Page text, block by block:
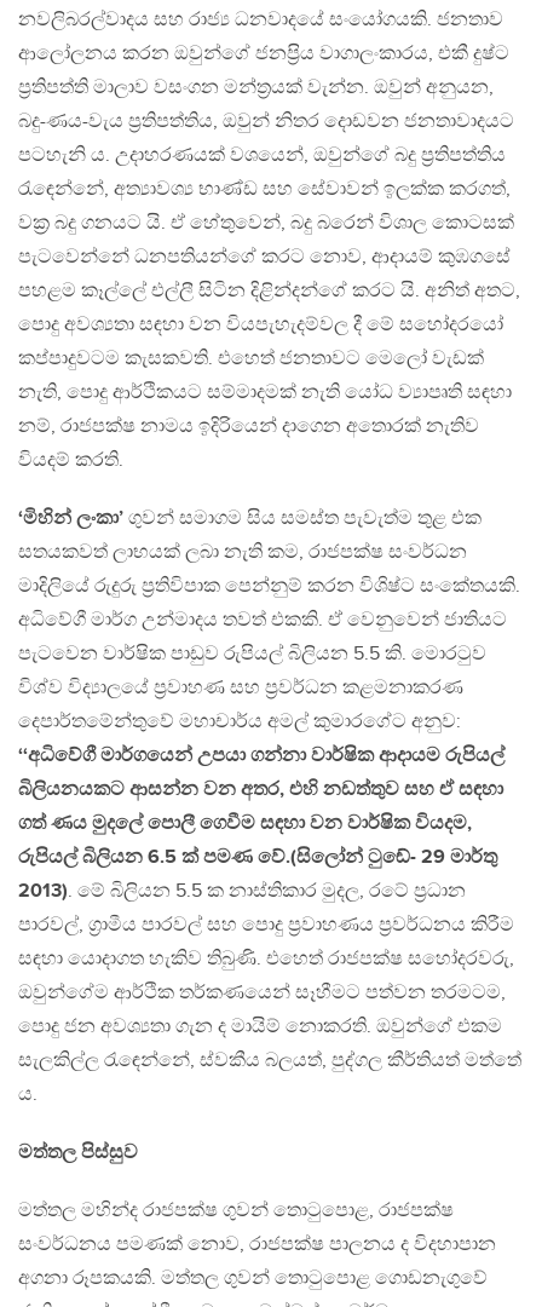
නවලිබරල්වාදය සහ රාජ්‍ය ධනවාදයේ සංයෝගයකි. ජනතාව
ආලෝලනය කරන ඔවුන්ගේ ජනප‍්‍රිය වාගාලංකාරය, එකී දුෂ්ට
ප‍්‍රතිපත්ති මාලාව වසංගන මන්ත‍්‍රයක් වැන්න. ඔවුන් අනුයන,
බදු-ණය-වැය ප‍්‍රතිපත්තිය, ඔවුන් නිතර දොඩවන ජනතාවාදයට
පටහැනි ය. උදාහරණයක් වශයෙන්, ඔවුන්ගේ බදු ප‍්‍රතිපත්තිය
රැඳෙන්නේ, අත්‍යාවශ්‍ය භාණ්ඩ සහ සේවාවන් ඉලක්ක කරගත්,
වක‍්‍ර බදු ගනයට යි. ඒ හේතුවෙන්, බදු බරෙන් විශාල කොටසක්
පැටවෙන්නේ ධනපතියන්ගේ කරට නොව, ආදායම් කුඹගසේ
පහළම කෑල්ලේ එල්ලී සිටින දිළින්දන්ගේ කරට යි. අනිත් අතට,
පොදු අවශ්‍යතා සඳහා වන වියපැහැදම්වල දී මේ සහෝදරයෝ
කප්පාදුවටම කැසකවති. එහෙත් ජනතාවට මෙලෝ වැඩක්
නැති, පොදු ආර්ථිකයට සම්මාදමක් නැති යෝධ ව්‍යාපෘති සඳහා
නම්, රාජපක්ෂ නාමය ඉදිරියෙන් දාගෙන අතොරක් නැතිව
වියදම් කරති.
‘මිහින් ලංකා’ ගුවන් සමාගම සිය සමස්ත පැවැත්ම තුළ එක
සතයකවත් ලාභයක් ලබා නැති කම, රාජපක්ෂ සංවර්ධන
මාදිලියේ රුදුරු ප‍්‍රතිවිපාක පෙන්නුම් කරන විශිෂ්ට සංකේතයකි.
අධිවේගී මාර්ග උන්මාදය තවත් එකකි. ඒ වෙනුවෙන් ජාතියට
පැටවෙන වාර්ෂික පාඩුව රුපියල් බිලියන 5.5 කි. මොරටුව
විශ්ව විද්‍යාලයේ ප‍්‍රවාහණ සහ ප‍්‍රවර්ධන කළමනාකරණ
දෙපාර්තමේන්තුවේ මහාචාර්ය අමල් කුමාරගේට අනුව:
‘‘අධිවේගී මාර්ගයෙන් උපයා ගන්නා වාර්ෂික ආදායම රුපියල්
බිලියනයකට ආසන්න වන අතර, එහි නඩත්තුව සහ ඒ සඳහා
ගත් ණය මුදලේ පොලී ගෙවීම සඳහා වන වාර්ෂික වියදම,
රුපියල් බිලියන 6.5 ක් පමණ වේ.(සිලෝන් ටුඬේ- 29 මාර්තු
2013). මේ බිලියන 5.5 ක නාස්තිකාර මුදල, රටේ ප‍්‍රධාන
පාරවල්, ග‍්‍රාමීය පාරවල් සහ පොදු ප‍්‍රවාහණය ප‍්‍රවර්ධනය කිරීම
සඳහා යොදාගත හැකිව තිබුණි. එහෙත් රාජපක්ෂ සහෝදරවරු,
ඔවුන්ගේම ආර්ථික තර්කණයෙන් සෑහීමට පත්වන තරමටම,
පොදු ජන අවශ්‍යතා ගැන ද මායිම් නොකරති. ඔවුන්ගේ එකම
සැලකිල්ල රැඳෙන්නේ, ස්වකීය බලයත්, පුද්ගල කීර්තියත් මත්තේ
ය.
මත්තල පිස්සුව
මත්තල මහින්ද රාජපක්ෂ ගුවන් තොටුපොළ, රාජපක්ෂ
සංවර්ධනය පමණක් නොව, රාජපක්ෂ පාලනය ද විදහාපාන
අගනා රූපකයකි. මත්තල ගුවන් තොටුපොළ ගොඩනැගුවේ